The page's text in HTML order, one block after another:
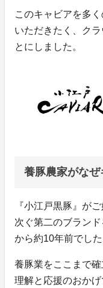
このキャビアを多
いただきたく、ク
とにしました。
養豚農家がなぜ
『小江戸黒豚』が
次ぐ第二のブラン
から約10年前でした
養豚業をここまで
理解と応援のおか